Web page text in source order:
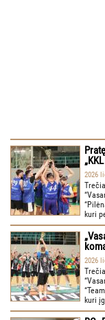
2026
kuri
2026
kuri